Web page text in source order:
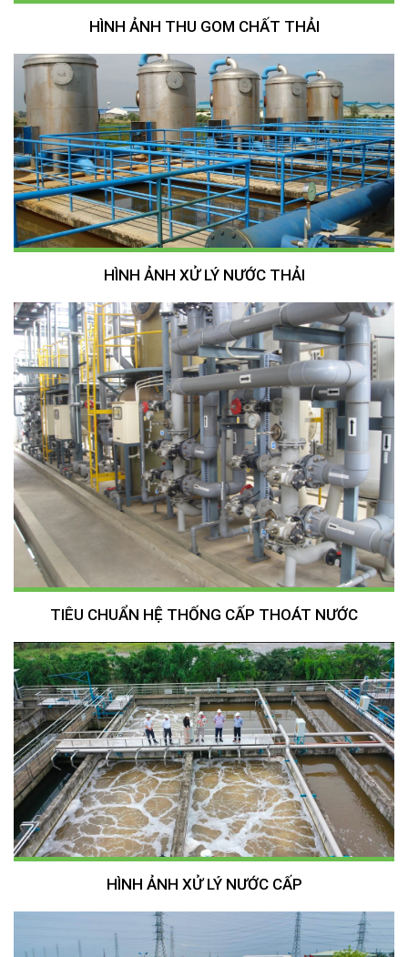
HÌNH ẢNH THU GOM CHẤT THẢI
HÌNH ẢNH XỬ LÝ NƯỚC THẢI
TIÊU CHUẨN HỆ THỐNG CẤP THOÁT NƯỚC
HÌNH ẢNH XỬ LÝ NƯỚC CẤP